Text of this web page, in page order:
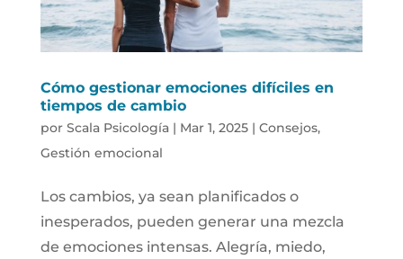
Cómo gestionar emociones difíciles en
tiempos de cambio
por Scala Psicología| Mar 1, 2025| Consejos,
Gestión emocional
Los cambios, ya sean planificados o
inesperados, pueden generar una mezcla
de emociones intensas. Alegría, miedo,